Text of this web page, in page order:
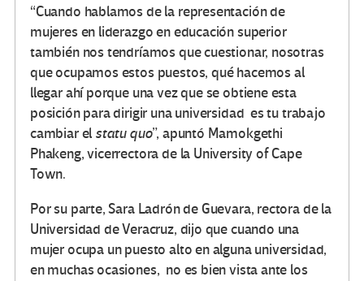
“Cuando hablamos de la representación de
mujeres en liderazgo en educación superior
también nos tendríamos que cuestionar, nosotras
que ocupamos estos puestos, qué hacemos al
llegar ahí porque una vez que se obtiene esta
posición para dirigir una universidad es tu trabajo
cambiar el statu quo”, apuntó Mamokgethi
Phakeng, vicerrectora de la University of Cape
Town.
Por su parte, Sara Ladrón de Guevara, rectora de la
Universidad de Veracruz, dijo que cuando una
mujer ocupa un puesto alto en alguna universidad,
en muchas ocasiones, no es bien vista ante los